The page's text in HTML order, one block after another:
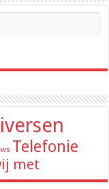
Telefonie
met